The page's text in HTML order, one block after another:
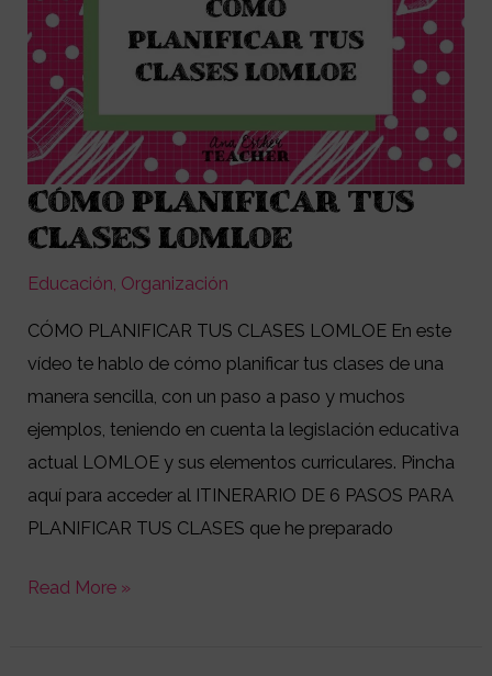
CÓMO PLANIFICAR TUS
CLASES LOMLOE
Educación, Organización
CÓMO PLANIFICAR TUS CLASES LOMLOE En este
vídeo te hablo de cómo planificar tus clases de una
manera sencilla, con un paso a paso y muchos
ejemplos, teniendo en cuenta la legislación educativa
actual LOMLOE y sus elementos curriculares. Pincha
aquí para acceder al ITINERARIO DE 6 PASOS PARA
PLANIFICAR TUS CLASES que he preparado
CÓMO
PLANIFICAR
LOMLOE
Read More »